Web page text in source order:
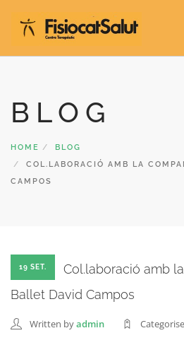
SERVEIS I CLASSES
NOSALTRES
CONTACTE
BLOC
BLOG
HOME
BLOG
COL.LABORACIÓ AMB LA
CAMPOS
19 SET.
Col.laboració amb
Ballet David Campos
Written byadmin